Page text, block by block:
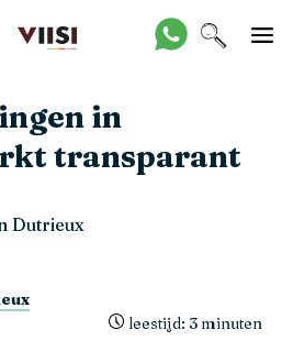
in
transparant
Dutrieux
leestijd: 3 minuten